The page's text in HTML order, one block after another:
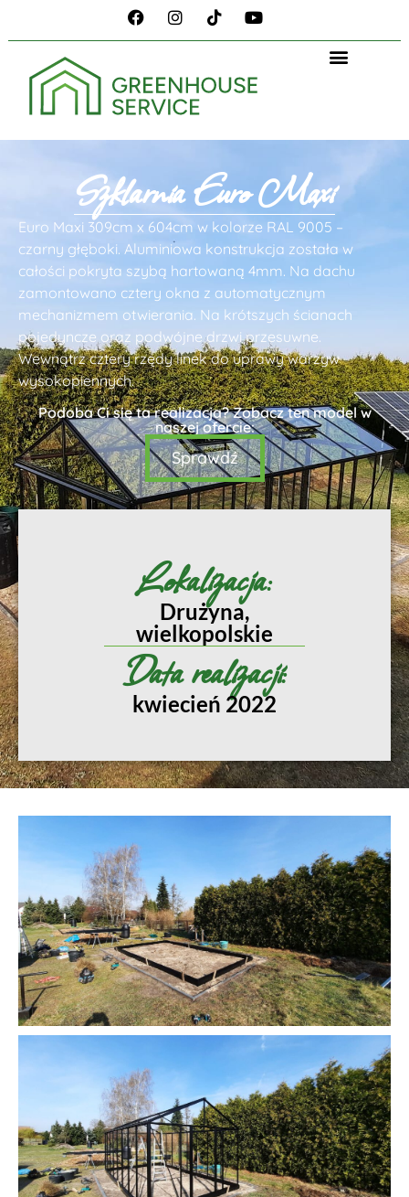
Szklarnia Euro Maxi
Euro Maxi 309cm x 604cm w kolorze RAL 9005 –
czarny głęboki. Aluminiowa konstrukcja została w
całości pokryta szybą hartowaną 4mm. Na dachu
zamontowano cztery okna z automatycznym
mechanizmem otwierania. Na krótszych ścianach
pojedyncze oraz podwójne drzwi przesuwne.
Wewnątrz cztery rzędy linek do uprawy warzyw
wysokopiennych.
Podoba Ci się ta realizacja? Zobacz ten model w
naszej ofercie:
Sprawdź
Lokalizacja:
Drużyna,
wielkopolskie
Data realizacji:
kwiecień 2022